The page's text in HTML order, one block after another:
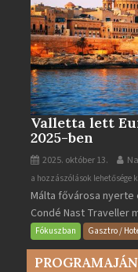
Valletta lett
2025-ben
2025. október 13.
Valletta
lett
Európa
legjobb
2025-
a hozzászólások lehetősége
Málta fővárosa nyerte
Condé Nast Traveller
Fókuszban Gasztro /